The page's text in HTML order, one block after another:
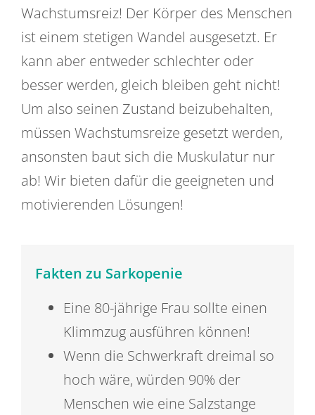
Wachstumsreiz! Der Körper des Menschen
ist einem stetigen Wandel ausgesetzt. Er
kann aber entweder schlechter oder
besser werden, gleich bleiben geht nicht!
Um also seinen Zustand beizubehalten,
müssen Wachstumsreize gesetzt werden,
ansonsten baut sich die Muskulatur nur
ab! Wir bieten dafür die geeigneten und
motivierenden Lösungen!
Fakten zu Sarkopenie
Eine 80-jährige Frau sollte einen
Klimmzug ausführen können!
Wenn die Schwerkraft dreimal so
hoch wäre, würden 90% der
Menschen wie eine Salzstange